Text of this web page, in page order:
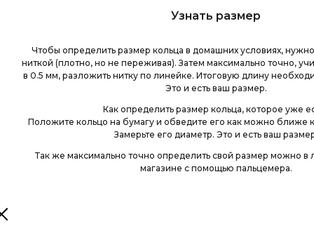
Узнать размер
Чтобы определить размер кольца в домашних условиях,
ниткой (плотно, но не переживая). Затем максимально точно,
в 0.5 мм, разложить нитку по линейке. Итоговую длину
Это и есть ваш размер.
Как определить размер кольца, которое уже
Положите кольцо на бумагу и обведите его как можно ближе
Замерьте его диаметр. Это и есть ваш
Так же максимально точно определить свой размер можно
магазине с помощью пальцемера.